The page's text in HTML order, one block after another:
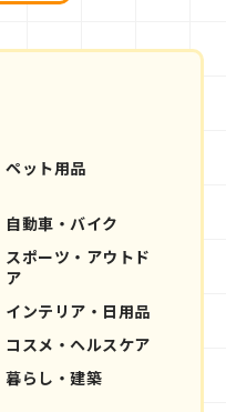
ペット用品
自動車・バイク
スポーツ・アウトド
ア
インテリア・日用品
コスメ・ヘルスケア
暮らし・建築